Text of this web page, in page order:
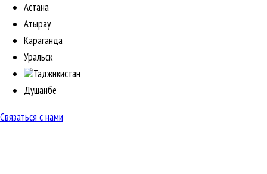
Астана
Атырау
Караганда
Уральск
Таджикистан
Душанбе
Связаться с нами